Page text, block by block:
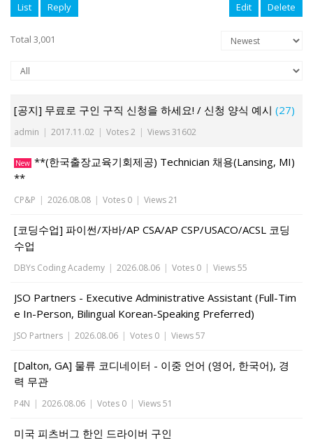
List Reply Edit Delete
Total 3,001
[공지] 무료로 구인 구직 신청을 하세요! / 신청 양식 예시 (27)
admin | 2017.11.02 | Votes 2 | Views 31602
New **(한국출장교육기회제공) Technician 채용(Lansing, MI)
**
CP&P | 2026.08.08 | Votes 0 | Views 21
[코딩수업] 파이썬/자바/AP CSA/AP CSP/USACO/ACSL 코딩
수업
DBYs Coding Academy | 2026.08.06 | Votes 0 | Views 55
JSO Partners - Executive Administrative Assistant (Full-Tim
e In-Person, Bilingual Korean-Speaking Preferred)
JSO Partners | 2026.08.06 | Votes 0 | Views 57
[Dalton, GA] 물류 코디네이터 - 이중 언어 (영어, 한국어), 경
력 무관
P4N | 2026.08.06 | Votes 0 | Views 51
미국 피츠버그 한인 드라이버 구인